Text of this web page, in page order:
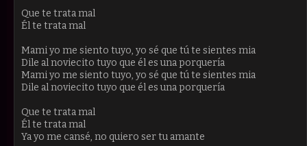
Que te trata mal
Él te trata mal
Mami yo me siento tuyo, yo sé que tú te sientes mia
Dile al noviecito tuyo que él es una porquería
Mami yo me siento tuyo, yo sé que tú te sientes mia
Dile al noviecito tuyo que él es una porquería
Que te trata mal
Él te trata mal
Ya yo me cansé, no quiero ser tu amante